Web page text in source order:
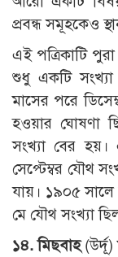
প্রবন্ধ সমূহকেও
এই পত্রিকাটি
শুধু একটি
মাসের পরে
হওয়ার ঘোষণা
সংখ্যা বের
সেপ্টেম্বর যৌথ
যায়। ১৯০৫ সালে
মে যৌথ সংখ্যা
১৪. মিছবাহ(উর্দূ)